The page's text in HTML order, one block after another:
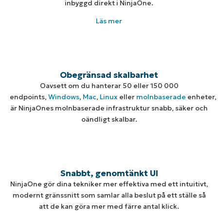
inbyggd direkt i NinjaOne.
Läs mer
Obegränsad skalbarhet
Oavsett om du hanterar 50 eller 150 000
endpoints, Windows, Mac, Linux eller molnbaserade enheter,
är NinjaOnes molnbaserade infrastruktur snabb, säker och
oändligt skalbar.
Snabbt, genomtänkt UI
NinjaOne gör dina tekniker mer effektiva med ett intuitivt,
modernt gränssnitt som samlar alla beslut på ett ställe så
att de kan göra mer med färre antal klick.